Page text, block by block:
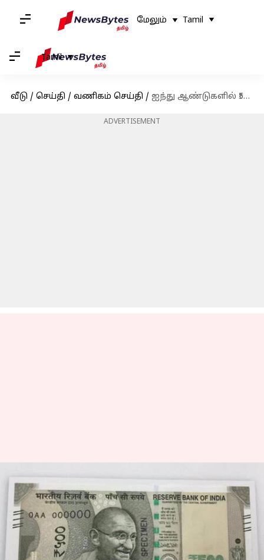
மேலும் Tamil
Tamil
வீடு / செய்தி / வணிகம் செய்தி / ஐந்து ஆண்டுகளில் ₹500 கள்ள நோட்டுகளின் புழக்கம் 317% அதிகரிப்பு; மத்திய அரசு தகவல்
ADVERTISEMENT
ஐந்து ஆண்டுகளில் ₹500
கள்ள நோட்டுகளின்
புழக்கம் 317% அதிகரிப்பு;
மத்திய அரசு தகவல்
எழுதியவர் Sekar Chinnappan Nov 25, 2024 07:45 pm